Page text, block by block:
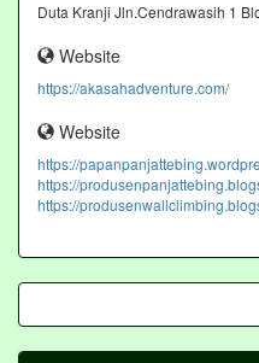
Duta Kranji Jln.Cendrawasih 1
Website
https://akasahadventure.com/
Website
https://
https://
https://